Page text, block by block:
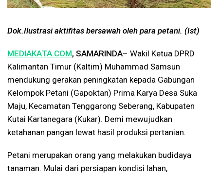
Dok.Ilustrasi aktifitas bersawah oleh para petani. (Ist)
MEDIAKATA.COM, SAMARINDA– Wakil Ketua DPRD
Kalimantan Timur (Kaltim) Muhammad Samsun
mendukung gerakan peningkatan kepada Gabungan
Kelompok Petani (Gapoktan) Prima Karya Desa Suka
Maju, Kecamatan Tenggarong Seberang, Kabupaten
Kutai Kartanegara (Kukar). Demi mewujudkan
ketahanan pangan lewat hasil produksi pertanian.
Petani merupakan orang yang melakukan budidaya
tanaman. Mulai dari persiapan kondisi lahan,